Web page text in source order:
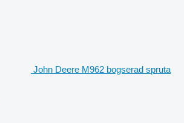
John Deere M962 bogserad spruta